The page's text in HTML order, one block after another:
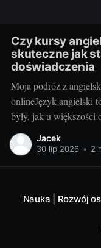
Czy kursy
skuteczne jak
doświadczenia
Moja podróż z
onlineJęzyk angielski
były, jak u większości
niechęć do porannego
powrotów w gorszym
Jacek
30 lip 2026 • 2
Nauka | Rozwój